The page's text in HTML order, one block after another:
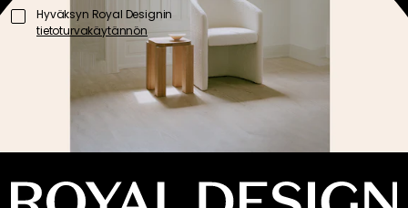
Hyväksyn Royal Designin
tietoturvakäytännön